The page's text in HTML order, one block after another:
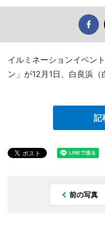
イルミネーションイベン
ン」が12月1日、白良浜（
記
前の写真